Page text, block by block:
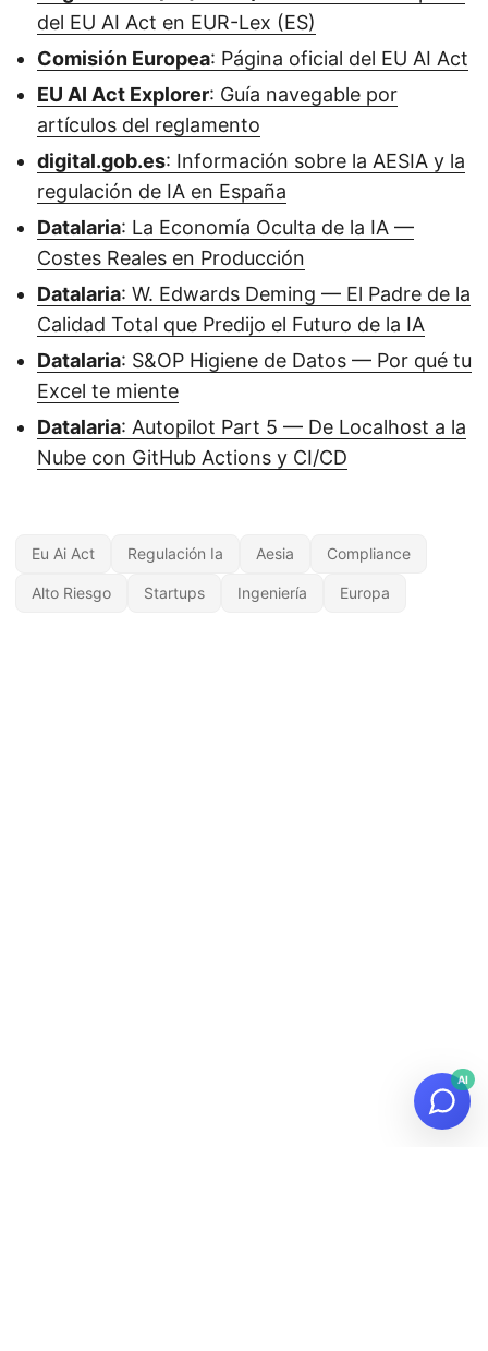
del EU AI Act en EUR-Lex (ES)
Comisión Europea: Página oficial del EU AI Act
EU AI Act Explorer: Guía navegable por
artículos del reglamento
digital.gob.es: Información sobre la AESIA y la
regulación de IA en España
Datalaria: La Economía Oculta de la IA —
Costes Reales en Producción
Datalaria: W. Edwards Deming — El Padre de la
Calidad Total que Predijo el Futuro de la IA
Datalaria: S&OP Higiene de Datos — Por qué tu
Excel te miente
Datalaria: Autopilot Part 5 — De Localhost a la
Nube con GitHub Actions y CI/CD
Eu Ai Act Regulación Ia Aesia Compliance
Alto Riesgo Startups Ingeniería Europa
AI